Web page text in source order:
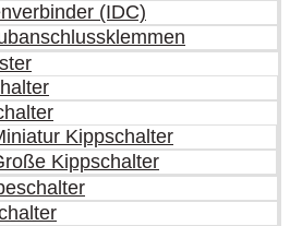
(IDC)
Kippschalter
Kippschalter